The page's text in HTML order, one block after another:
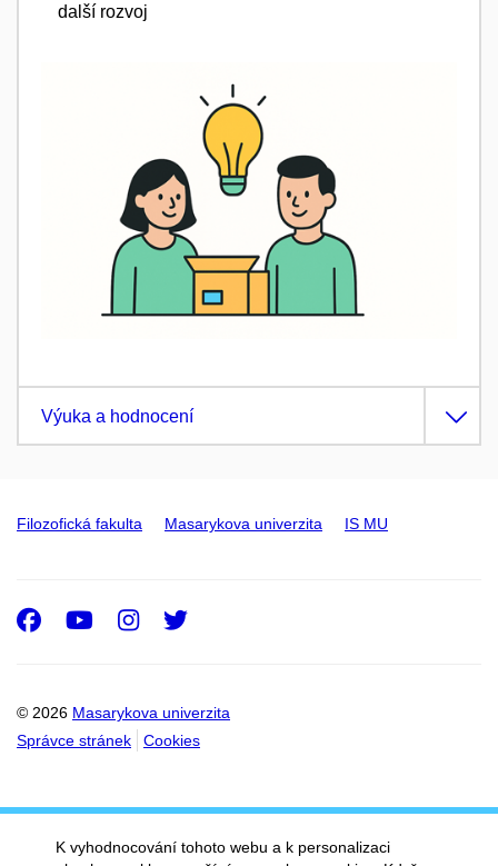
další rozvoj
Výuka a hodnocení
Filozofická fakulta Masarykova univerzita IS MU
© 2026 Masarykova univerzita
Správce stránek
Cookies
Facebook
Youtube
Instagram
Twitter
K vyhodnocování tohoto webu a k personalizaci